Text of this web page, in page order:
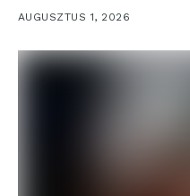
AUGUSZTUS 1, 2026